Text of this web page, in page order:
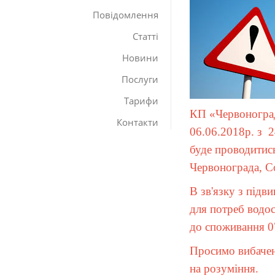
Повідомлення
Статті
Новини
Послуги
Тарифи
Контакти
КП
06.06.2018р. з
буде
Червонограда,
В зв'язку з
для потреб
до споживання
Просимо
на розуміння.